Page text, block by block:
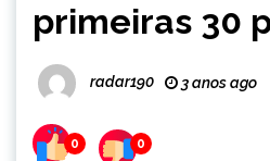
primeiras 30
radar190 3 anos ago
0 0